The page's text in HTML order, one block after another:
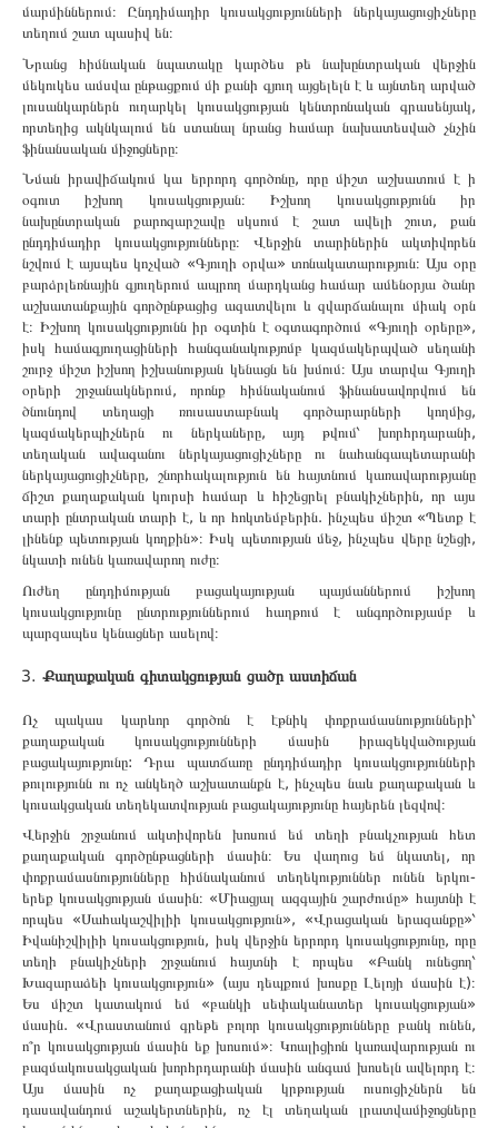
մարմիններում։ Ընդդիմադիր կուսակցությունների ներկայացուցիչները
տեղում շատ պասիվ են։
Նրանց հիմնական նպատակը կարծես թե նախընտրական վերջին
մեկուկես ամսվա ընթացքում մի քանի գյուղ այցելելն է և այնտեղ արված
լուսանկարներն ուղարկել կուսակցության կենտրոնական գրասենյակ,
որտեղից ակնկալում են ստանալ նրանց համար նախատեսված չնչին
ֆինանսական միջոցները։
Նման իրավիճակում կա երրորդ գործոնը, որը միշտ աշխատում է ի
օգուտ իշխող կուսակցության։ Իշխող կուսակցությունն իր
նախընտրական քարոզարշավը սկսում է շատ ավելի շուտ, քան
ընդդիմադիր կուսակցությունները։ Վերջին տարիներին ակտիվորեն
նշվում է այսպես կոչված «Գյուղի օրվա» տոնակատարություն։ Այս օրը
բարձրլեռնային գյուղերում ապրող մարդկանց համար ամենօրյա ծանր
աշխատանքային գործընթացից ազատվելու և զվարճանալու միակ օրն
է։ Իշխող կուսակցությունն իր օգտին է օգտագործում «Գյուղի օրերը»,
իսկ համագյուղացիների հանգանակությոմբ կազմակերպված սեղանի
շուրջ միշտ իշխող իշխանության կենացն են խմում։ Այս տարվա Գյուղի
օրերի շրջանակներում, որոնք հիմնականում ֆինանսավորվում են
ծնունդով տեղացի ռուսաստաբնակ գործարարների կողմից,
կազմակերպիչներն ու ներկաները, այդ թվում՝ խորհրդարանի,
տեղական ավագանու ներկայացուցիչները ու նահանգապետարանի
ներկայացուցիչները, շնորհակալություն են հայտնում կառավարությանը
ճիշտ քաղաքական կուրսի համար և հիշեցրել բնակիչներին, որ այս
տարի ընտրական տարի է, և որ հոկտեմբերին. ինչպես միշտ «Պետք է
լինենք պետության կողքին»։ Իսկ պետության մեջ, ինչպես վերը նշեցի,
նկատի ունեն կառավարող ուժը։
Ուժեղ ընդդիմության բացակայության պայմաններում իշխող
կուսակցությունը ընտրություններում հաղթում է անգործությամբ և
պարզապես կենացներ ասելով։
Քաղաքական գիտակցության ցածր աստիճան
Ոչ պակաս կարևոր գործոն է էթնիկ փոքրամասնությունների՝
քաղաքական կուսակցությունների մասին իրազեկվածության
բացակայությունը: Դրա պատճառը ընդդիմադիր կուսակցությունների
թուլությունն ու ոչ անկեղծ աշխատանքն է, ինչպես նաև քաղաքական և
կուսակցական տեղեկատվության բացակայությունը հայերեն լեզվով։
Վերջին շրջանում ակտիվորեն խոսում եմ տեղի բնակչության հետ
քաղաքական գործընթացների մասին։ Ես վաղուց եմ նկատել, որ
փոքրամասնությունները հիմնականում տեղեկություններ ունեն երկու-
երեք կուսակցության մասին։ «Միացյալ ազգային շարժումը» հայտնի է
որպես «Սահակաշվիլիի կուսակցություն», «Վրացական երազանքը»՝
Իվանիշվիլիի կուսակցություն, իսկ վերջին երրորդ կուսակցությունը, որը
տեղի բնակիչների շրջանում հայտնի է որպես «Բանկ ունեցող՝
Խազարաձեի կուսակցություն» (այս դեպքում խոսքը Լելոյի մասին է)։
Ես միշտ կատակում եմ «բանկի սեփականատեր կուսակցության»
մասին. «Վրաստանում գրեթե բոլոր կուսակցությունները բանկ ունեն,
ո՞ր կուսակցության մասին եք խոսում»։ Կոալիցիոն կառավարության ու
բազմակուսակցական խորհրդարանի մասին անգամ խոսելն ավելորդ է։
Այս մասին ոչ քաղաքացիական կրթության ուսուցիչներն են
դասավանդում աշակերտներին, ոչ էլ տեղական լրատվամիջոցները